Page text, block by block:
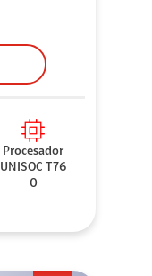
Procesador
UNISOC T76
0